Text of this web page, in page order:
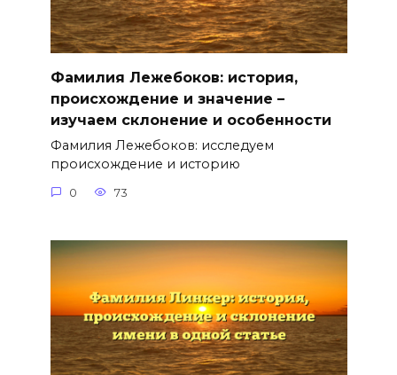
Фамилия Лежебоков: история,
происхождение и значение –
изучаем склонение и особенности
Фамилия Лежебоков: исследуем
происхождение и историю
0 73